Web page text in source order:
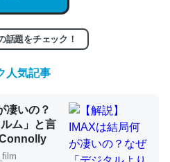
考察（１） - conceptualization
前の伏線」は回収されないけ
分量。進化すればするほど分
話題をチェック！
人気記事
凄いの？
ム」と言